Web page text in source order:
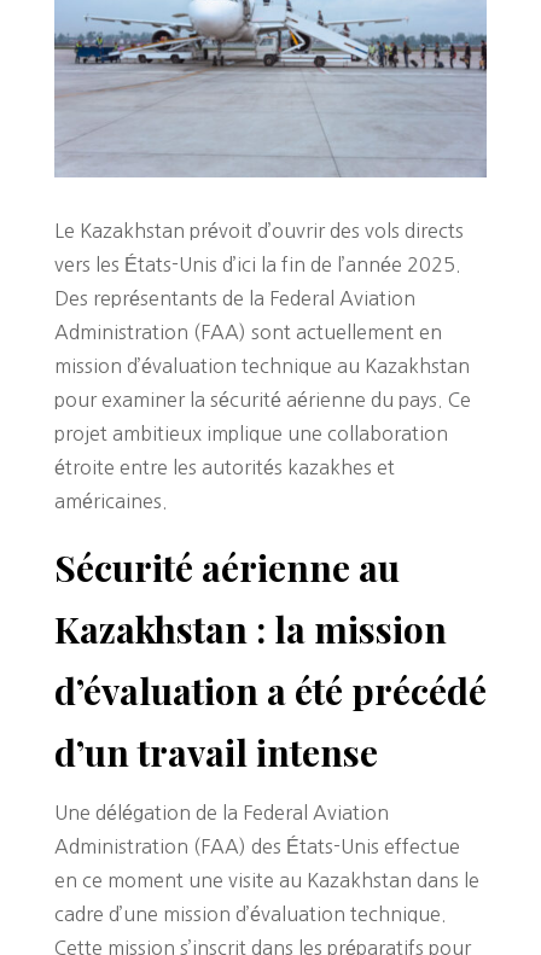
Le Kazakhstan prévoit d’ouvrir des vols directs
vers les États-Unis d’ici la fin de l’année 2025.
Des représentants de la Federal Aviation
Administration (FAA) sont actuellement en
mission d’évaluation technique au Kazakhstan
pour examiner la sécurité aérienne du pays. Ce
projet ambitieux implique une collaboration
étroite entre les autorités kazakhes et
américaines.
Sécurité aérienne au
Kazakhstan : la mission
d’évaluation a été précédé
d’un travail intense
Une délégation de la Federal Aviation
Administration (FAA) des États-Unis effectue
en ce moment une visite au Kazakhstan dans le
cadre d’une mission d’évaluation technique.
Cette mission s’inscrit dans les préparatifs pour